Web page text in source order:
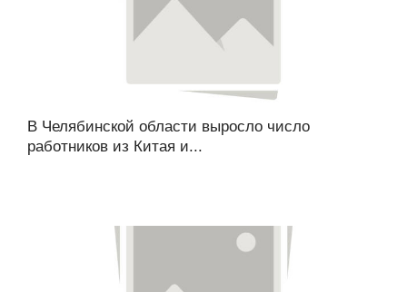
В Челябинской области выросло число
работников из Китая и...